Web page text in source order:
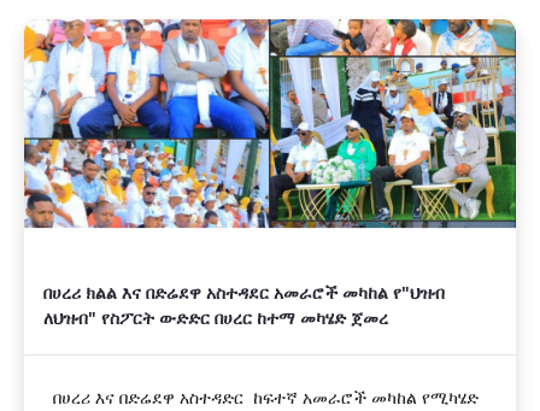
በሀረሪ ክልል እና በድሬደዋ አስተዳደር አመራሮች መካከል የ"ህዝብ
ለህዝብ" የስፖርት ውድድር በሀረር ከተማ መካሄድ ጀመረ
በሀረሪ እና በድሬደዋ አስተዳድር ከፍተኛ አመራሮች መካከል የሚካሄድ